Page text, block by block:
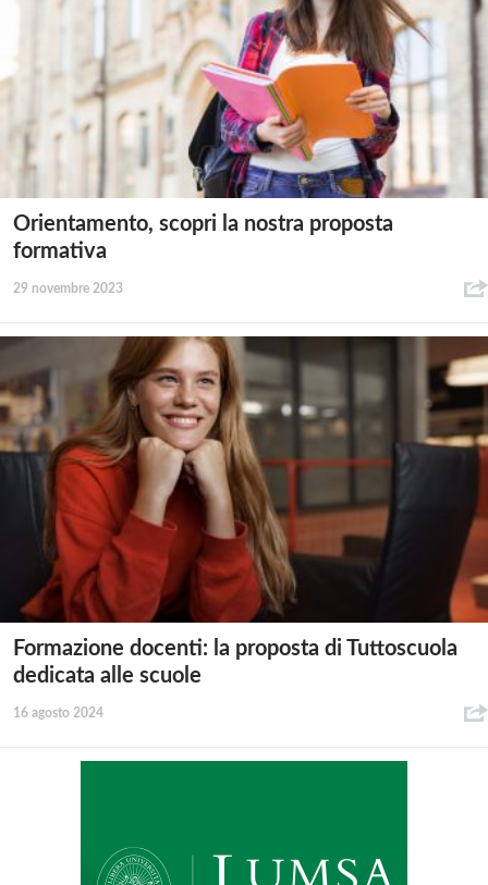
Orientamento, scopri la nostra proposta
formativa
29 novembre 2023
Formazione docenti: la proposta di Tuttoscuola
dedicata alle scuole
16 agosto 2024